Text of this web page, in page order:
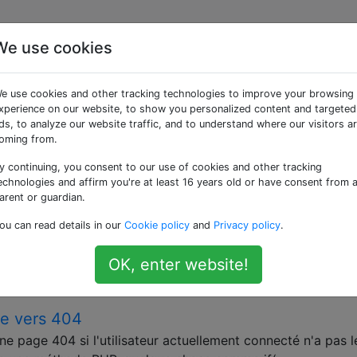
«redirect»
demande pour une URL est automatiquement
WordPress
postes en fonction des conditions. J'ai réussi à le faire
et je suis en train de 404.phptélécharger mon
function rr_404_my_event() { global $post; if ( is_singular(
vers 404
page 404 si l'utilisateur actuellement connecté n'a pas
use cookies
use cookies and other tracking technologies to improve your browsing
on our website, to show you personalized content and targeted
to analyze our website traffic, and to understand where our visitors
from.
continuing, you consent to our use of cookies and other tracking
and affirm you're at least 16 years old or have consent from a
or guardian.
can read details in our Cookie policy and Privacy policy.
OK, enter website!